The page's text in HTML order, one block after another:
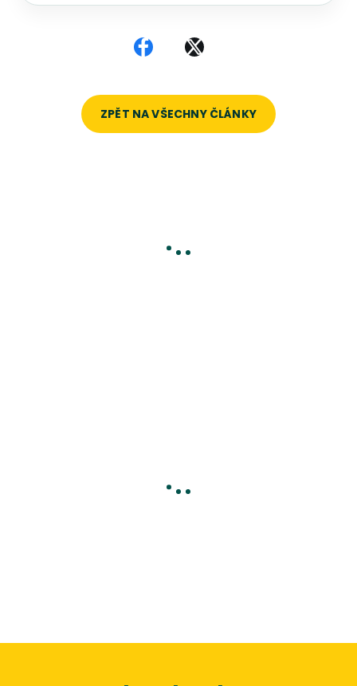
Sdílet na Facebooku
Sdílet na X
ZPĚT NA VŠECHNY ČLÁNKY